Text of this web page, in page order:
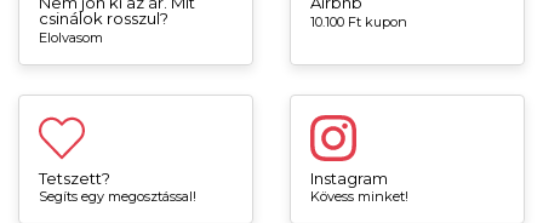
csinálok rosszul?
Elolvasom
10.100 Ft kupon
Tetszett?
Segíts egy megosztással!
Instagram
Kövess minket!